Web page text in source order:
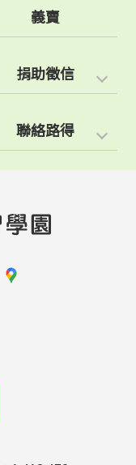
義賣
捐助徵信
聯絡路得